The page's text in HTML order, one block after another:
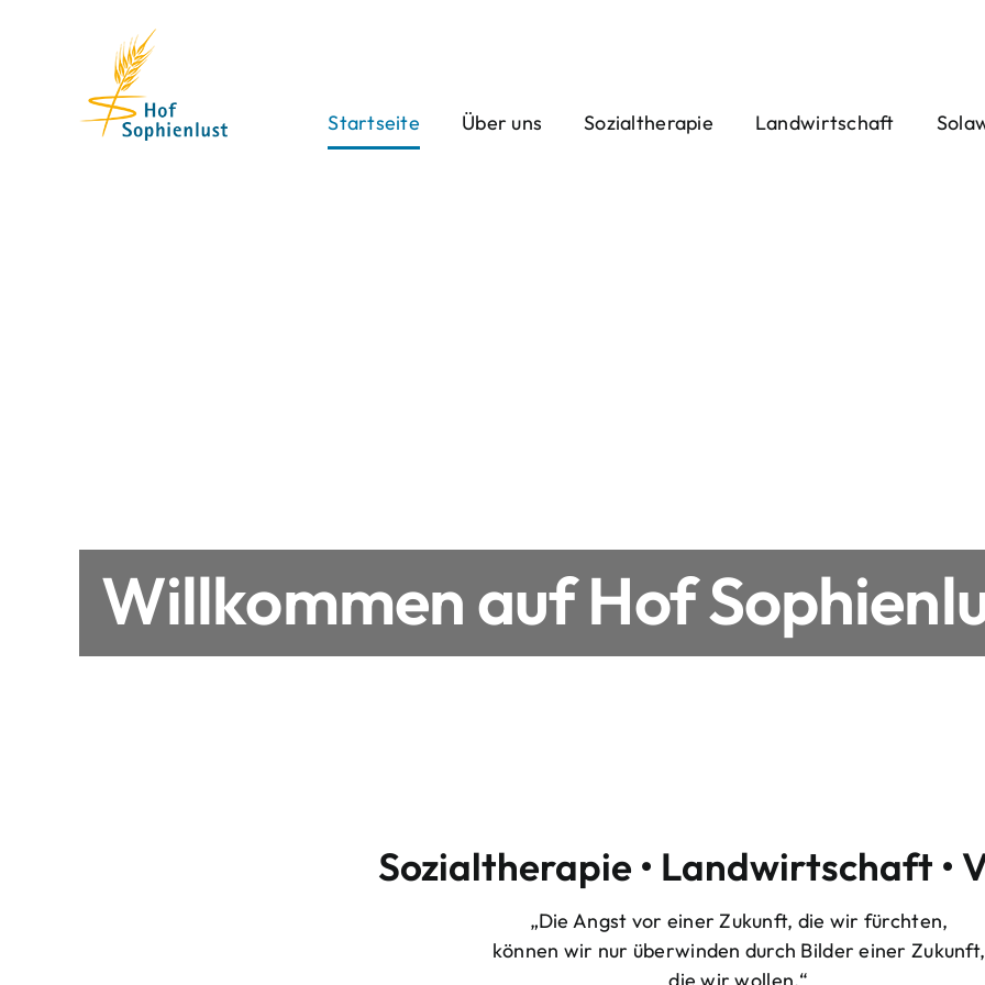
Startseite
Über uns Sozialtherapie Landwirtschaft
Willkommen auf Hof
Sozialtherapie • Landwirtschaft •
„Die Angst vor einer Zukunft, die wir fürchten,
können wir nur überwinden durch Bilder einer Zukunft,